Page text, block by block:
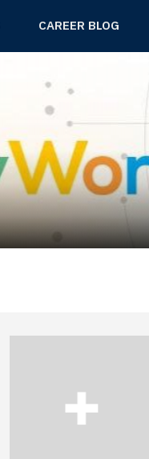
CAREER BLOG